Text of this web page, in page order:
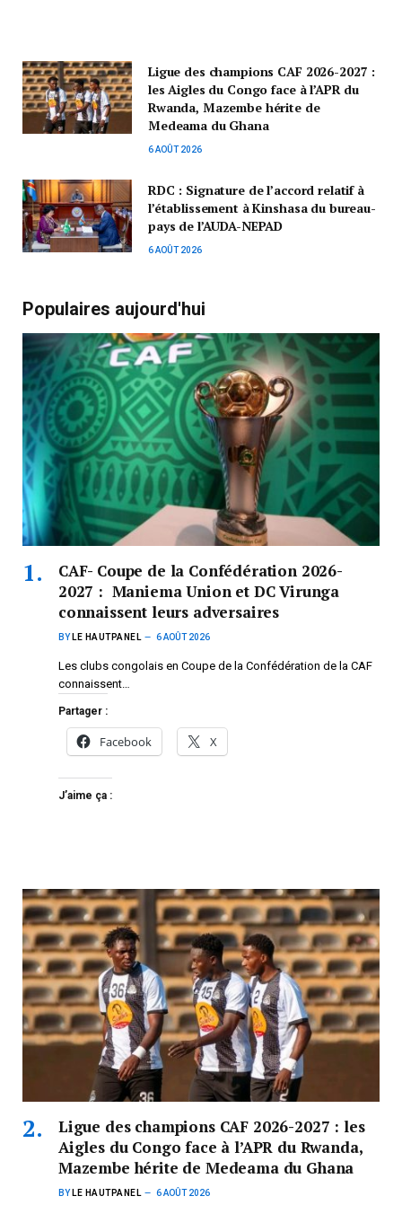
Ligue des champions CAF 2026-2027 :
les Aigles du Congo face à l’APR du
Rwanda, Mazembe hérite de
Medeama du Ghana
6 AOÛT 2026
RDC : Signature de l’accord relatif à
l’établissement à Kinshasa du bureau-
pays de l’AUDA-NEPAD
6 AOÛT 2026
Populaires aujourd'hui
CAF- Coupe de la Confédération 2026-
2027 : Maniema Union et DC Virunga
connaissent leurs adversaires
BY LE HAUTPANEL 6 AOÛT 2026
Les clubs congolais en Coupe de la Confédération de la CAF
connaissent…
Partager :
Facebook X
J’aime ça :
Ligue des champions CAF 2026-2027 : les
Aigles du Congo face à l’APR du Rwanda,
Mazembe hérite de Medeama du Ghana
BY LE HAUTPANEL 6 AOÛT 2026